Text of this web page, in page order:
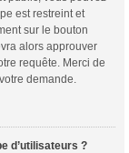
est restreint et
sur le bouton
alors approuver
requête. Merci de
demande.
d’utilisateurs ?